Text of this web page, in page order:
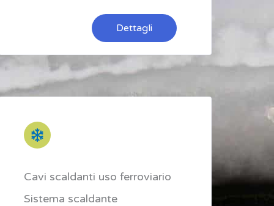
Dettagli
Cavi scaldanti uso ferroviario
Sistema scaldante